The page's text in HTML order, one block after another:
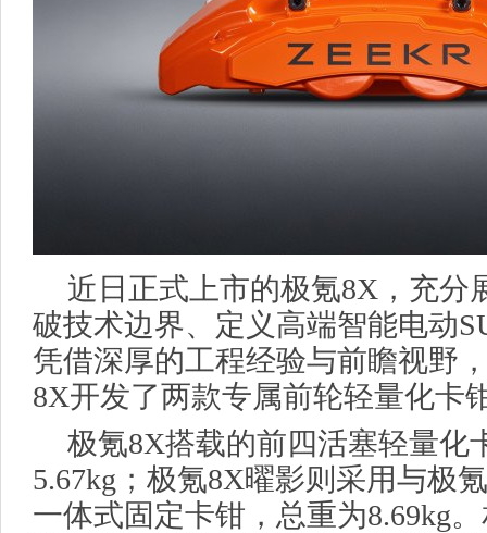
近日正式上市的极氪8X，充分
破技术边界、定义高端智能电动
凭借深厚的工程经验与前瞻视野
8X开发了两款专属前轮轻量化卡
极氪8X搭载的前四活塞轻量化
5.67kg；极氪8X曜影则采用与极
一体式固定卡钳，总重为8.69kg